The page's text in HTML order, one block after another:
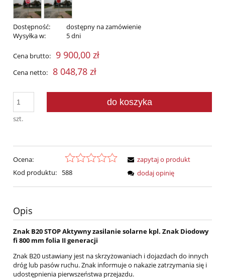
Dostępność:
dostępny na zamówienie
Wysyłka w:
5 dni
Cena brutto: 9 900,00 zł
Cena netto: 8 048,78 zł
szt.
do koszyka
Ocena:
Kod produktu:
588
zapytaj o produkt
dodaj opinię
Opis
Znak B20 STOP Aktywny zasilanie solarne kpl. Znak Diodowy
fi 800 mm folia II generacji
Znak B20 ustawiany jest na skrzyżowaniach i dojazdach do innych
dróg lub pasów ruchu. Znak informuje o nakazie zatrzymania się i
udostępnienia pierwszeństwa przejazdu.